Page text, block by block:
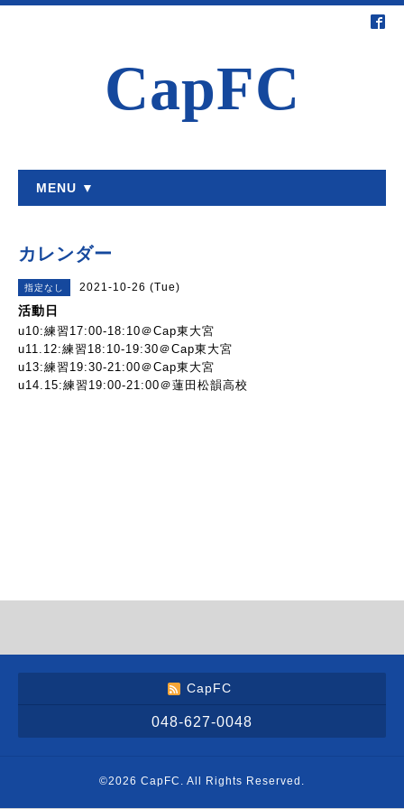
CapFC
MENU ▼
カレンダー
指定なし 2021-10-26 (Tue)
活動日
u10:練習17:00-18:10＠Cap東大宮
u11.12:練習18:10-19:30＠Cap東大宮
u13:練習19:30-21:00＠Cap東大宮
u14.15:練習19:00-21:00＠蓮田松韻高校
CapFC
048-627-0048
©2026 CapFC . All Rights Reserved.